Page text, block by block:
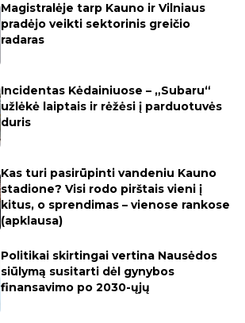
Magistralėje tarp Kauno ir Vilniaus
pradėjo veikti sektorinis greičio
radaras
Incidentas Kėdainiuose – „Subaru“
užlėkė laiptais ir rėžėsi į parduotuvės
duris
Kas turi pasirūpinti vandeniu Kauno
stadione? Visi rodo pirštais vieni į
kitus, o sprendimas – vienose rankose
(apklausa)
Politikai skirtingai vertina Nausėdos
siūlymą susitarti dėl gynybos
finansavimo po 2030-ųjų